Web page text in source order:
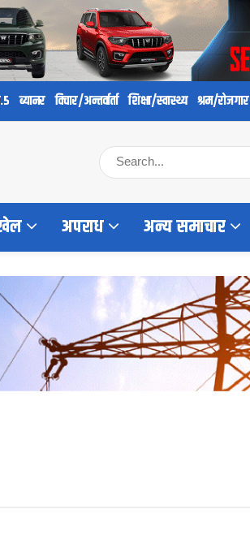
ब्यानर विचार/अन्तर्वार्ता शिक्षा/स्वास्थ्य श्रम/रोजगार
अपराध अन्य समाचार